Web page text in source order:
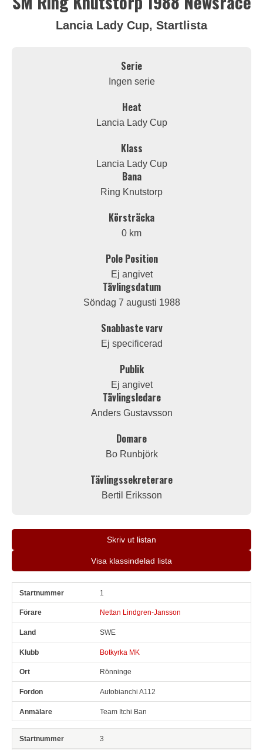
Lancia Lady Cup, Startlista
Serie
Ingen serie
Heat
Lancia Lady Cup
Klass
Lancia Lady Cup
Bana
Ring Knutstorp
Körsträcka
0 km
Pole Position
Ej angivet
Tävlingsdatum
Söndag 7 augusti 1988
Snabbaste varv
Ej specificerad
Publik
Ej angivet
Tävlingsledare
Anders Gustavsson
Domare
Bo Runbjörk
Tävlingssekreterare
Bertil Eriksson
Skriv ut listan
Visa klassindelad lista
Snr Förare 1
Nettan Lindgren-Jansson
SWE
Botkyrka MK
Rönninge
Autobianchi A112
Team Itchi Ban
3